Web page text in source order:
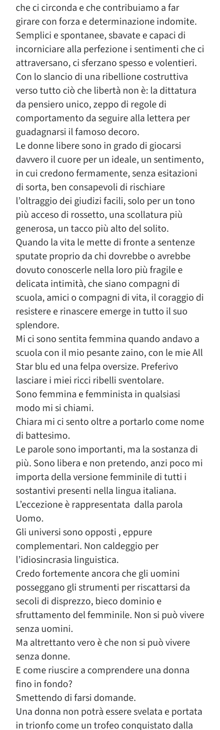
che ci circonda e che contribuiamo a far
girare con forza e determinazione indomite.
Semplici e spontanee, sbavate e capaci di
incorniciare alla perfezione i sentimenti che ci
attraversano, ci sferzano spesso e volentieri.
Con lo slancio di una ribellione costruttiva
verso tutto ciò che libertà non è: la dittatura
da pensiero unico, zeppo di regole di
comportamento da seguire alla lettera per
guadagnarsi il famoso decoro.
Le donne libere sono in grado di giocarsi
davvero il cuore per un ideale, un sentimento,
in cui credono fermamente, senza esitazioni
di sorta, ben consapevoli di rischiare
l’oltraggio dei giudizi facili, solo per un tono
più acceso di rossetto, una scollatura più
generosa, un tacco più alto del solito.
Quando la vita le mette di fronte a sentenze
sputate proprio da chi dovrebbe o avrebbe
dovuto conoscerle nella loro più fragile e
delicata intimità, che siano compagni di
scuola, amici o compagni di vita, il coraggio di
resistere e rinascere emerge in tutto il suo
splendore.
Mi ci sono sentita femmina quando andavo a
scuola con il mio pesante zaino, con le mie All
Star blu ed una felpa oversize. Preferivo
lasciare i miei ricci ribelli sventolare.
Sono femmina e femminista in qualsiasi
modo mi si chiami.
Chiara mi ci sento oltre a portarlo come nome
di battesimo.
Le parole sono importanti, ma la sostanza di
più. Sono libera e non pretendo, anzi poco mi
importa della versione femminile di tutti i
sostantivi presenti nella lingua italiana.
L’eccezione è rappresentata dalla parola
Uomo.
Gli universi sono opposti , eppure
complementari. Non caldeggio per
l’idiosincrasia linguistica.
Credo fortemente ancora che gli uomini
posseggano gli strumenti per riscattarsi da
secoli di disprezzo, bieco dominio e
sfruttamento del femminile. Non si può vivere
senza uomini.
Ma altrettanto vero è che non si può vivere
senza donne.
E come riuscire a comprendere una donna
fino in fondo?
Smettendo di farsi domande.
Una donna non potrà essere svelata e portata
in trionfo come un trofeo conquistato dalla